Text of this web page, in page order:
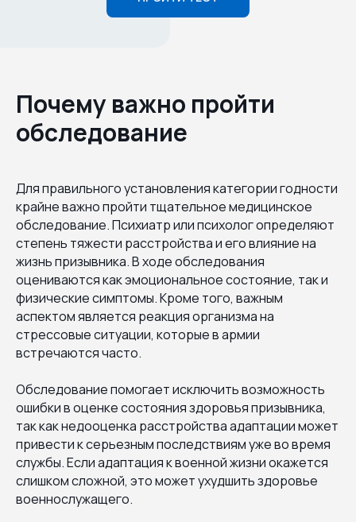
Почему важно пройти
обследование
Для правильного установления категории годности
крайне важно пройти тщательное медицинское
обследование. Психиатр или психолог определяют
степень тяжести расстройства и его влияние на
жизнь призывника. В ходе обследования
оцениваются как эмоциональное состояние, так и
физические симптомы. Кроме того, важным
аспектом является реакция организма на
стрессовые ситуации, которые в армии
встречаются часто.
Обследование помогает исключить возможность
ошибки в оценке состояния здоровья призывника,
так как недооценка расстройства адаптации может
привести к серьезным последствиям уже во время
службы. Если адаптация к военной жизни окажется
слишком сложной, это может ухудшить здоровье
военнослужащего.